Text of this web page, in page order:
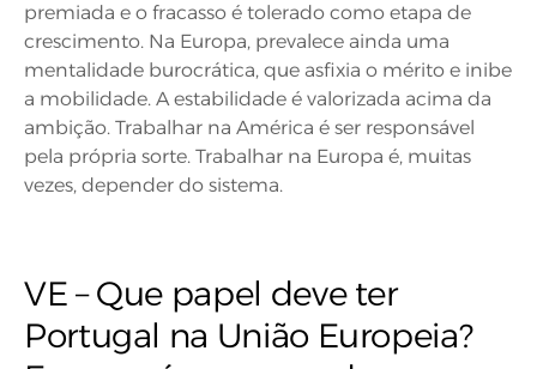
premiada e o fracasso é tolerado como etapa de
crescimento. Na Europa, prevalece ainda uma
mentalidade burocrática, que asfixia o mérito e inibe
a mobilidade. A estabilidade é valorizada acima da
ambição. Trabalhar na América é ser responsável
pela própria sorte. Trabalhar na Europa é, muitas
vezes, depender do sistema.
VE – Que papel deve ter
Portugal na União Europeia?